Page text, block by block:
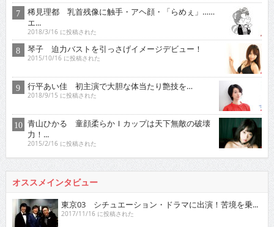
稀見理都 乳首残像に触手・アヘ顔・「らめぇ」……
エ...
2018/3/16 に投稿された
琴子 迫力バストを引っさげイメージデビュー！
2015/10/16 に投稿された
行平あい佳 初主演で大胆な体当たり艶技を…
2018/9/15 に投稿された
青山ひかる 童顔柔らかＩカップは天下無敵の破壊
力！...
2015/2/16 に投稿された
オススメインタビュー
東京03 シチュエーション・ドラマに出演！苦境を乗...
2017/11/16 に投稿された